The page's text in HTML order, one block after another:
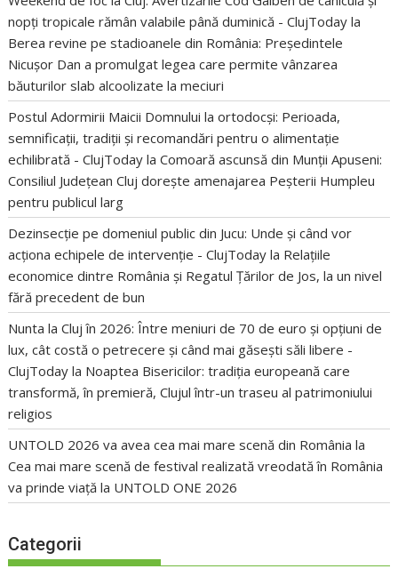
nopți tropicale rămân valabile până duminică - ClujToday la
Berea revine pe stadioanele din România: Președintele
Nicușor Dan a promulgat legea care permite vânzarea
băuturilor slab alcoolizate la meciuri
Postul Adormirii Maicii Domnului la ortodocși: Perioada,
semnificații, tradiții și recomandări pentru o alimentație
echilibrată - ClujToday laComoară ascunsă din Munții Apuseni:
Consiliul Județean Cluj dorește amenajarea Peșterii Humpleu
pentru publicul larg
Dezinsecție pe domeniul public din Jucu: Unde și când vor
acționa echipele de intervenție - ClujToday la Relațiile
economice dintre România și Regatul Țărilor de Jos, la un nivel
fără precedent de bun
Nunta la Cluj în 2026: Între meniuri de 70 de euro și opțiuni de
lux, cât costă o petrecere și când mai găsești săli libere -
ClujToday la Noaptea Bisericilor: tradiția europeană care
transformă, în premieră, Clujul într-un traseu al patrimoniului
religios
UNTOLD 2026 va avea cea mai mare scenă din România la
Cea mai mare scenă de festival realizată vreodată în România
va prinde viață la UNTOLD ONE 2026
Categorii